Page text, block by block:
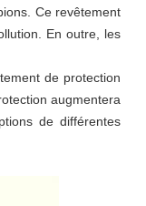
Ce revêtement
En outre, les
de protection
augmentera
de différentes